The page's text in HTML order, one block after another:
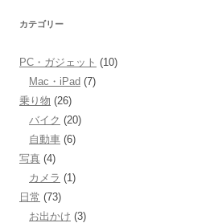
カテゴリー
PC・ガジェット (10)
Mac・iPad (7)
乗り物 (26)
バイク (20)
自動車 (6)
写真 (4)
カメラ (1)
日常 (73)
お出かけ (3)